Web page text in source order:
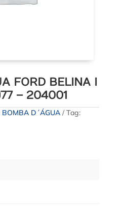
FORD BELINA I
– 204001
BOMBA D´ÁGUA
Tag: